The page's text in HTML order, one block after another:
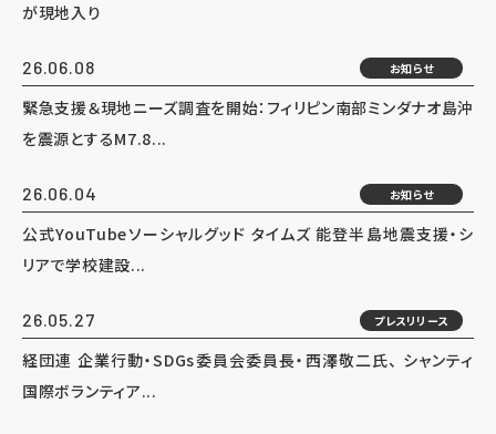
が現地入り
26.06.08 お知らせ
緊急支援＆現地ニーズ調査を開始：フィリピン南部ミンダナオ島沖
を震源とするM7.8...
26.06.04 お知らせ
公式YouTubeソーシャルグッド タイムズ 能登半島地震支援・シ
リアで学校建設...
26.05.27 プレスリリース
経団連 企業行動・SDGs委員会委員長・西澤敬二氏、 シャンティ
国際ボランティア...